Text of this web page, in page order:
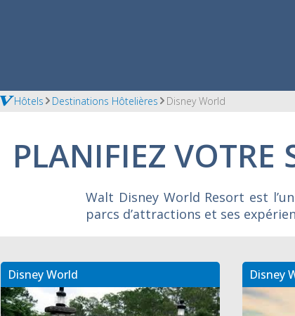
Hôtels Destinations Hôtelières Disney World
PLANIFIEZ VOTRE
Walt Disney World Resort est
parcs d’attractions et ses
Disney World Disney